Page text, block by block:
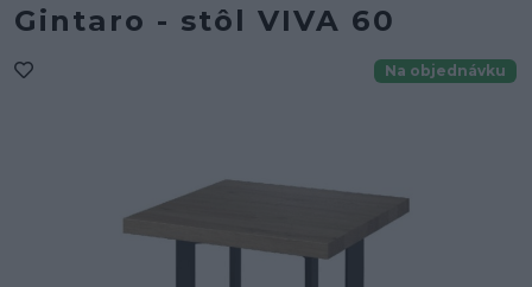
Gintaro - stôl VIVA 60
Na objednávku